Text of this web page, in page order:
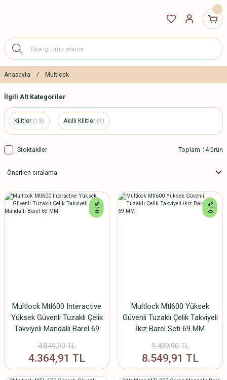
Anasayfa Multlock
İlgili Alt Kategoriler
Kilitler (13) Akıllı Kilitler (1)
Stoktakiler Toplam 14 ürün
%10
Multlock Mtl600 Interactive
Yüksek Güvenli Tuzaklı Çelik
Takviyeli Mandallı Barel 69
4.849,90 TL
4.364,91 TL
%10
Multlock Mtl600 Yüksek
Güvenli Tuzaklı Çelik Takviyeli
İkiz Barel Seti 69 MM
9.499,90 TL
8.549,91 TL